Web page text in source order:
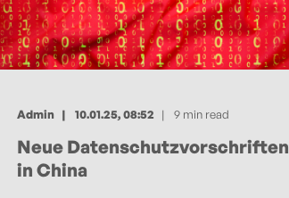
Admin 10.01.25, 08:52 9 min read
Neue Datenschutzvorschriften
in China